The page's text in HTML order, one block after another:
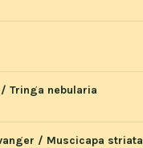
Tringa nebularia
/ Muscicapa striata